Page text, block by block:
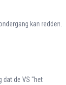
kan redden.
dat de VS "het